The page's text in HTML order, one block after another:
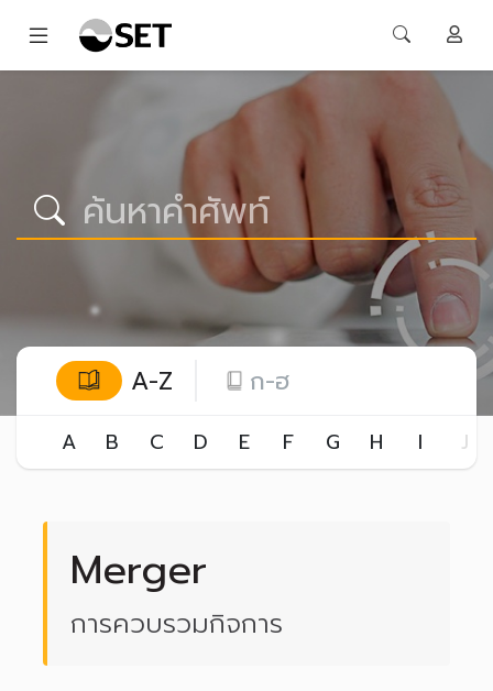
A-Z ก-ฮ
A B C D E F G H I J
Merger
การควบรวมกิจการ